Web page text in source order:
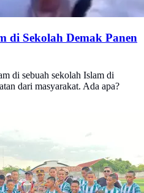
di Sekolah Demak Panen
di sebuah sekolah Islam di
dari masyarakat. Ada apa?